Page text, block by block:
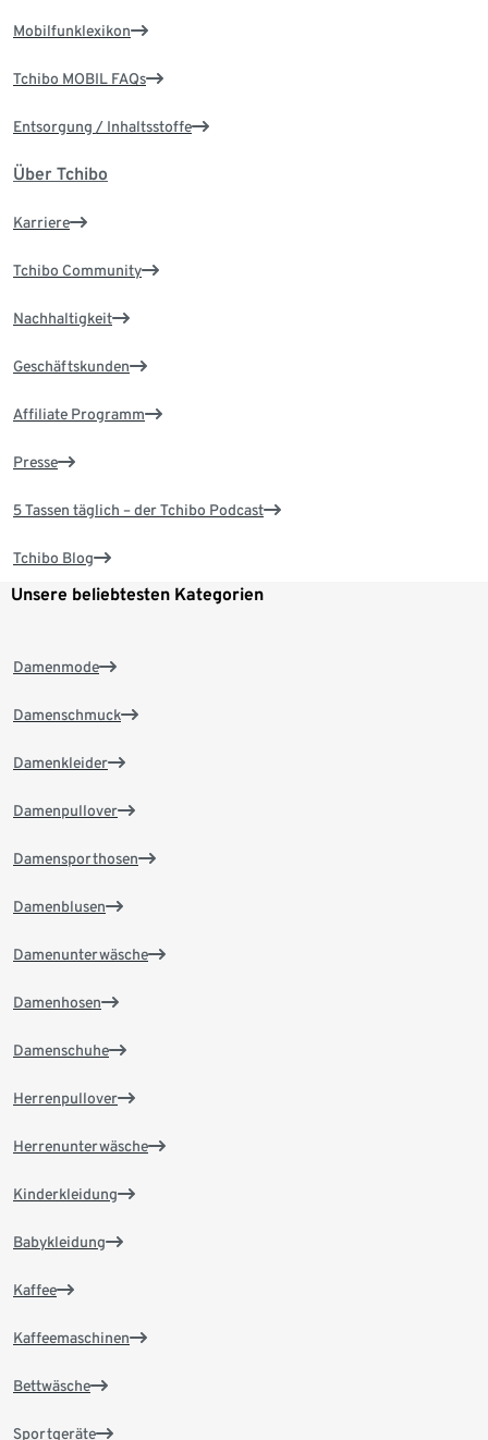
Mobilfunklexikon
Tchibo MOBIL FAQs
Entsorgung / Inhaltsstoffe
Über Tchibo
Karriere
Tchibo Community
Nachhaltigkeit
Geschäftskunden
Affiliate Programm
Presse
5 Tassen täglich – der Tchibo Podcast
Tchibo Blog
Unsere beliebtesten Kategorien
Damenmode
Damenschmuck
Damenkleider
Damenpullover
Damensporthosen
Damenblusen
Damenunterwäsche
Damenhosen
Damenschuhe
Herrenpullover
Herrenunterwäsche
Kinderkleidung
Babykleidung
Kaffee
Kaffeemaschinen
Bettwäsche
Sportgeräte